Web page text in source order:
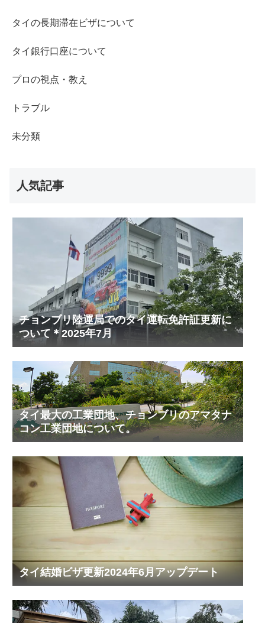
タイの長期滞在ビザについて
タイ銀行口座について
プロの視点・教え
トラブル
未分類
人気記事
チョンブリ陸運局でのタイ運転免許証更新に
ついて＊2025年7月
タイ最大の工業団地、チョンブリのアマタナ
コン工業団地について。
タイ結婚ビザ更新2024年6月アップデート